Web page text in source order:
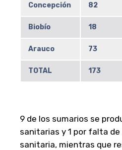
Concepción 82
Biobío 18
Arauco 73
TOTAL 173
9 de los sumarios se
sanitarias y 1 por falta
sanitaria, mientras que